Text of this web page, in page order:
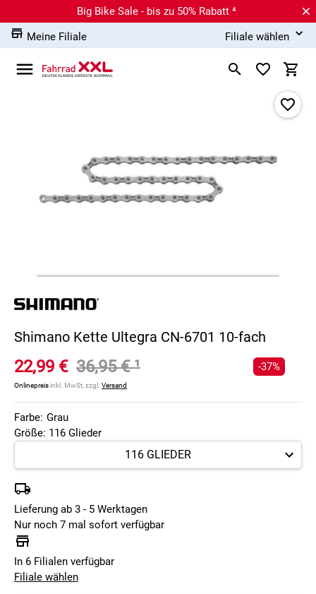
Big Bike Sale - bis zu 50% Rabatt ⁴
Meine Filiale
Filiale wählen
Shimano Kette Ultegra CN-6701 10-fach
22,99 € 36,95 €¹
Onlinepreisinkl. MwSt, zzgl. Versand
-37%
Farbe: Grau
Größe: 116 Glieder
Lieferung ab 3 - 5 Werktagen
Nur noch 7 mal sofort verfügbar
In 6 Filialen verfügbar
Filiale wählen